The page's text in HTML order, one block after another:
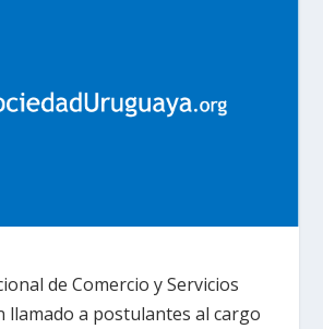
de Comercio y Servicios
llamado a postulantes al cargo